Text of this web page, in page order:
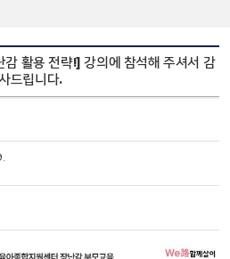
활용 전략!] 강의에 참석해 주셔서 감
드립니다.